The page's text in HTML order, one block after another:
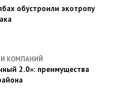
обустроили экотропу
КОМПАНИЙ
2.0»: преимущества